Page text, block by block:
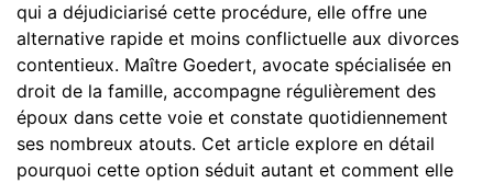
qui a déjudiciarisé cette procédure, elle offre une
alternative rapide et moins conflictuelle aux divorces
contentieux. Maître Goedert, avocate spécialisée en
droit de la famille, accompagne régulièrement des
époux dans cette voie et constate quotidiennement
ses nombreux atouts. Cet article explore en détail
pourquoi cette option séduit autant et comment elle